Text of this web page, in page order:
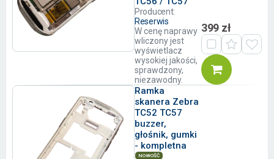
Producent:
Reserwis
W cenę naprawy
wliczony jest
wyświetlacz
wysokiej jakości,
sprawdzony,
niezawodny.
399 zł
Ramka
skanera Zebra
TC52 TC57
buzzer,
głośnik, gumki
- kompletna
NOWOŚĆ